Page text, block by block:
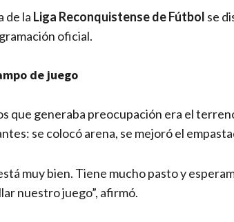
de la Liga Reconquistense de Fútbol se
oficial.
de juego
que generaba preocupación era el
se colocó arena, se mejoró el
muy bien. Tiene mucho pasto y
nuestro juego”, afirmó.